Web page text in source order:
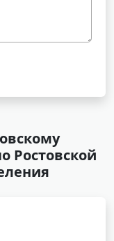
Ростовской